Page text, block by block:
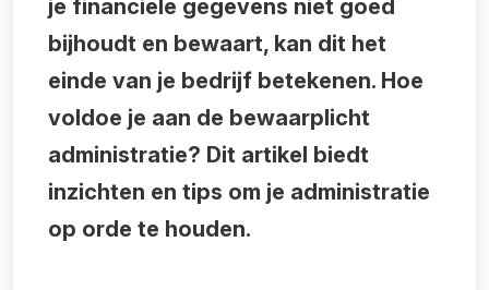
je financiële gegevens niet goed
bijhoudt en bewaart, kan dit het
einde van je bedrijf betekenen. Hoe
voldoe je aan de bewaarplicht
administratie? Dit artikel biedt
inzichten en tips om je administratie
op orde te houden.